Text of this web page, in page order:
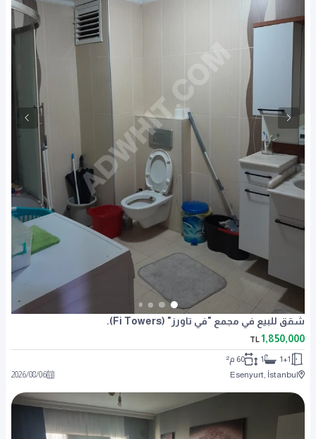
شقق للبيع في مجمع "في تاورز" (Fi Towers).
1,850,000
TL
1+1
1
60 م²
Esenyurt, İstanbul
2026/08/06